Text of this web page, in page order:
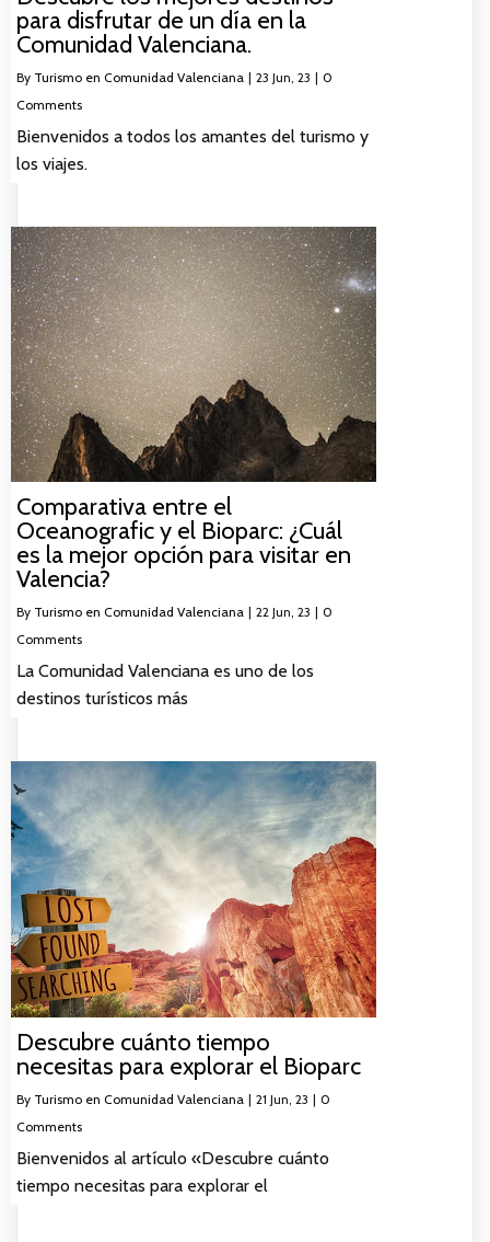
para disfrutar de un día en la
Comunidad Valenciana.
By Turismo en Comunidad Valenciana | 23 Jun, 23 | 0
Comments
Bienvenidos a todos los amantes del turismo y
los viajes.
Comparativa entre el
Oceanografic y el Bioparc: ¿Cuál
es la mejor opción para visitar en
Valencia?
By Turismo en Comunidad Valenciana | 22 Jun, 23 | 0
Comments
La Comunidad Valenciana es uno de los
destinos turísticos más
Descubre cuánto tiempo
necesitas para explorar el Bioparc
By Turismo en Comunidad Valenciana | 21 Jun, 23 | 0
Comments
Bienvenidos al artículo «Descubre cuánto
tiempo necesitas para explorar el